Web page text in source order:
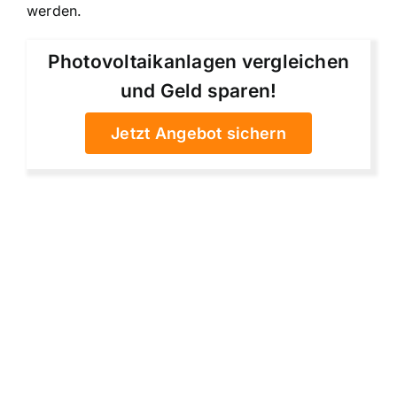
werden.
Photovoltaikanlagen vergleichen
und Geld sparen!
Jetzt Angebot sichern